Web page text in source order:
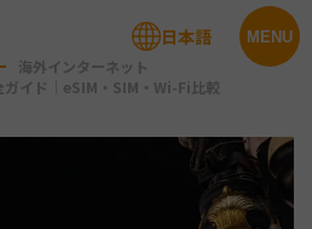
MENU
日本語
海外インターネット
ガイド｜eSIM・SIM・Wi-Fi比較